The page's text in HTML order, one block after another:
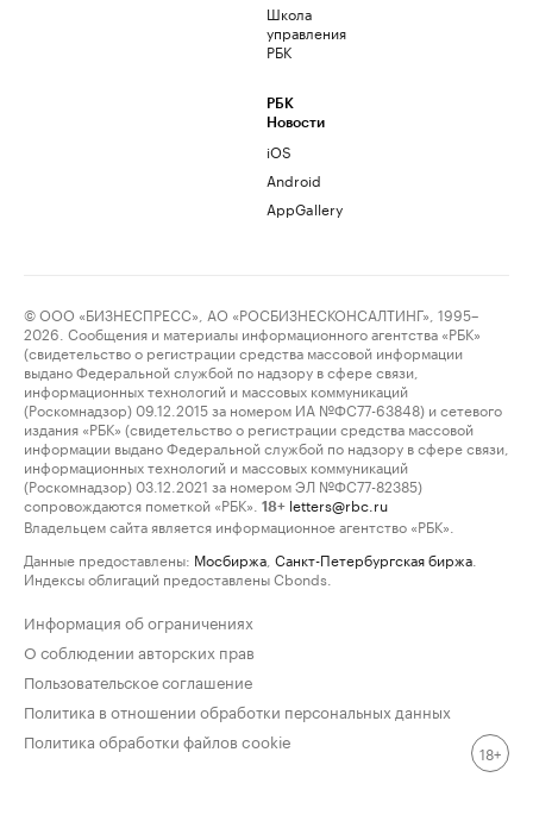
Школа
управления
РБК
РБК
Новости
iOS
Android
AppGallery
© ООО «БИЗНЕСПРЕСС», АО «РОСБИЗНЕСКОНСАЛТИНГ», 1995–
2026. Сообщения и материалы информационного агентства «РБК»
(свидетельство о регистрации средства массовой информации
выдано Федеральной службой по надзору в сфере связи,
информационных технологий и массовых коммуникаций
(Роскомнадзор) 09.12.2015 за номером ИА №ФС77-63848) и сетевого
издания «РБК» (свидетельство о регистрации средства массовой
информации выдано Федеральной службой по надзору в сфере связи,
информационных технологий и массовых коммуникаций
(Роскомнадзор) 03.12.2021 за номером ЭЛ №ФС77-82385)
сопровождаются пометкой «РБК».
18+ letters@rbc.ru
Владельцем сайта является информационное агентство «РБК».
Данные предоставлены: Мосбиржа Санкт-Петербургская биржа
Индексы облигаций предоставлены Cbonds.
Информация об ограничениях
О соблюдении авторских прав
Пользовательское соглашение
Политика в отношении обработки персональных данных
Политика обработки файлов cookie
18+